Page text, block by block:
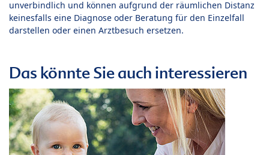
unverbindlich und können aufgrund der räumlichen Distanz
keinesfalls eine Diagnose oder Beratung für den Einzelfall
darstellen oder einen Arztbesuch ersetzen.
Das könnte Sie auch interessieren